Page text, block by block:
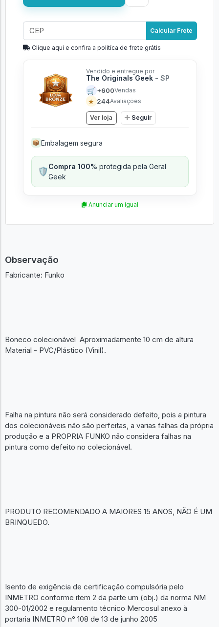
Calcular Frete
Clique aqui e confira a politíca de frete grátis
Vendido e entregue por
The Originals Geek - SP
🛒 +600Vendas
★ 244Avaliações
Ver loja Seguir
📦 Embalagem segura
🛡️Compra 100% protegida pela Geral
Geek
Anunciar um igual
Observação
Fabricante: Funko
Boneco colecionável Aproximadamente 10 cm de altura
Material - PVC/Plástico (Vinil).
Falha na pintura não será considerado defeito, pois a pintura
dos colecionáveis não são perfeitas, a varias falhas da própria
produção e a PROPRIA FUNKO não considera falhas na
pintura como defeito no colecionável.
PRODUTO RECOMENDADO A MAIORES 15 ANOS, NÃO É UM
BRINQUEDO.
Isento de exigência de certificação compulsória pelo
INMETRO conforme item 2 da parte um (obj.) da norma NM
300-01/2002 e regulamento técnico Mercosul anexo à
portaria INMETRO n° 108 de 13 de junho 2005